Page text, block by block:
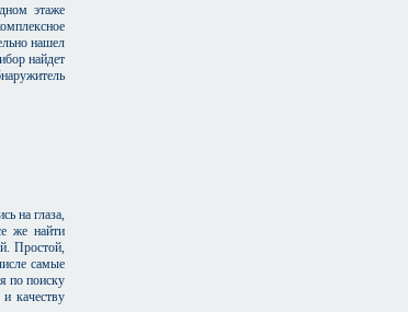
этаже
нашел
найдет
на глаза,
же найти
Простой,
самые
по поиску
качеству